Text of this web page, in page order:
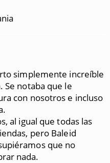
simplemente increíble
Se notaba que le
con nosotros e incluso
al igual que todas las
pero Baleid
que no
nada.